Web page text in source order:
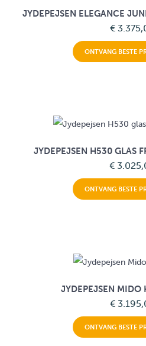
JYDEPEJSEN ELEGANCE
€
ONTVANG BESTE
JYDEPEJSEN H530 GLAS
€
ONTVANG BESTE
JYDEPEJSEN MIDO
€
ONTVANG BESTE